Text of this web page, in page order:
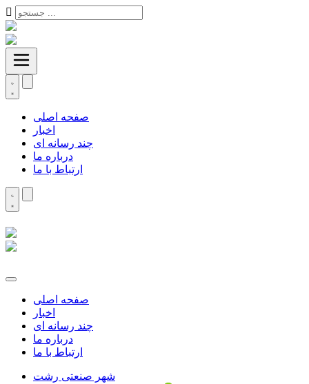
صفحه اصلی
اخبار
چند رسانه ای
درباره ما
ارتباط با ما
صفحه اصلی
اخبار
چند رسانه ای
درباره ما
ارتباط با ما
شهر صنعتی رشت